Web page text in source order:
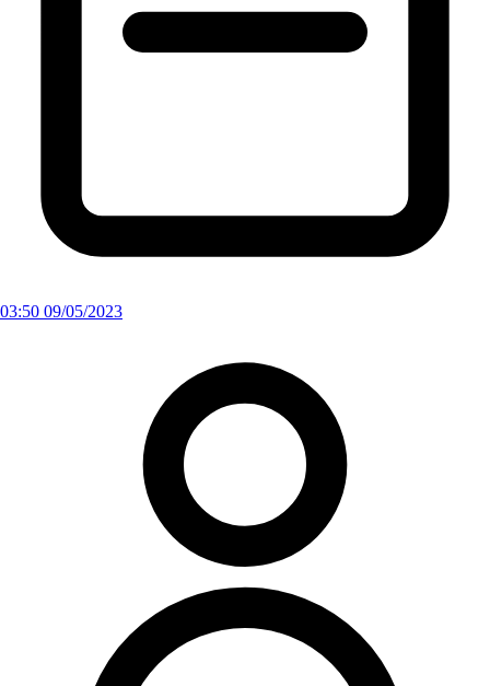
03:50 09/05/2023